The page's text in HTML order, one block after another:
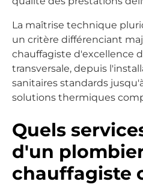
La maîtrise technique
un critère différenciant
chauffagiste d'excellence
transversale, depuis
sanitaires standards
solutions thermiques
Quels
d'un
chauffagiste